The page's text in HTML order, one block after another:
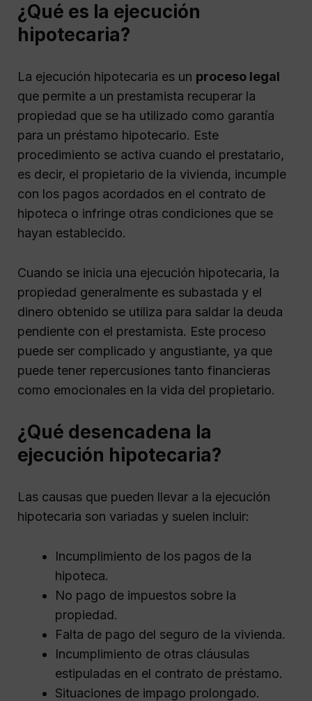
¿Qué es la ejecución
hipotecaria?
La ejecución hipotecaria es un proceso legal
que permite a un prestamista recuperar la
propiedad que se ha utilizado como garantía
para un préstamo hipotecario. Este
procedimiento se activa cuando el prestatario,
es decir, el propietario de la vivienda, incumple
con los pagos acordados en el contrato de
hipoteca o infringe otras condiciones que se
hayan establecido.
Cuando se inicia una ejecución hipotecaria, la
propiedad generalmente es subastada y el
dinero obtenido se utiliza para saldar la deuda
pendiente con el prestamista. Este proceso
puede ser complicado y angustiante, ya que
puede tener repercusiones tanto financieras
como emocionales en la vida del propietario.
¿Qué desencadena la
ejecución hipotecaria?
Las causas que pueden llevar a la ejecución
hipotecaria son variadas y suelen incluir:
Incumplimiento de los pagos de la
hipoteca.
No pago de impuestos sobre la
propiedad.
Falta de pago del seguro de la vivienda.
Incumplimiento de otras cláusulas
estipuladas en el contrato de préstamo.
Situaciones de impago prolongado.